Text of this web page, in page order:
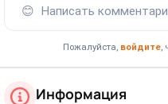
😊 Написать
Пожалуйста, войдите,
Информация